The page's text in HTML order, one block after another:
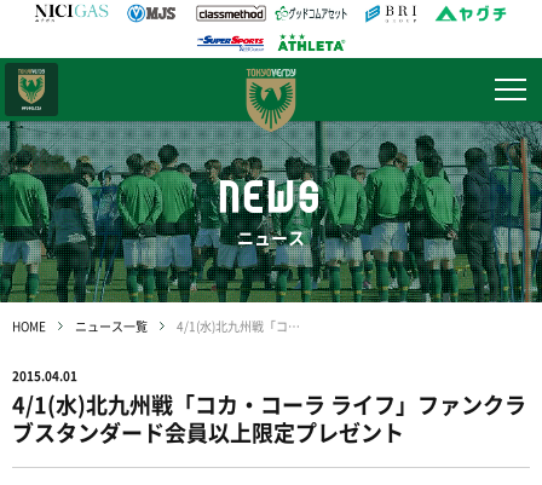
NEWS
ニュース
HOME ニュース一覧 4/1(水)北九州戦「コカ・コーラ ライフ」ファンクラブスタンダード会員以上限定プレゼント
2015.04.01
4/1(水)北九州戦「コカ・コーラ ライフ」ファンクラ
ブスタンダード会員以上限定プレゼント